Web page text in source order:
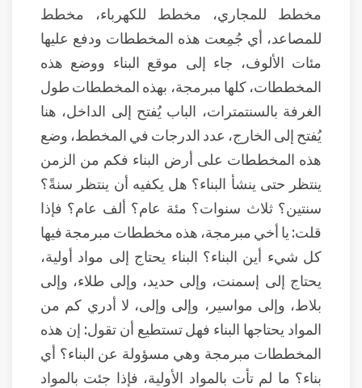
مخطط للمجاري، مخطط للكهرباء، مخطط
للمصاعد، أي جُمِعت هذه المخططات ودفع عليها
مئات الألوف، جاء إلى موقع البناء ووضع هذه
المخططات، كلها مبرمجة، بهذه المخططات طول
الغرفة بالسنتمترات، الباب يُفتح إلى الداخل، هنا
يُفتح إلى الخارج، عدد الدرجات في المخطط، وضع
هذه المخططات على أرض البناء فكم من الزمن
ينتظر حتى ينشأ البناء؟ هل يكفيه أن ينتظر سنةً؟
سنتين؟ ثلاث سنوات؟ مئة عام؟ ألف عام؟ فإذا
قلت: يا أخي مبرمجة، هذه مخططات مبرمجة فيها
كل شيء أين البناء؟ البناء يحتاج إلى مواد أولية،
يحتاج إلى إسمنت، وإلى حديد، وإلى طلاء، وإلى
بلاط، وإلى مواسير، وإلى وإلى، لا أدري كم من
المواد يحتاجها البناء فهل تستطيع أن تقول: إن هذه
المخططات مبرمجة وهي مسؤولة عن البناء؟ أي
بناء؟ ما لم تأت بالمواد الأولية، فإذا جئت بالمواد